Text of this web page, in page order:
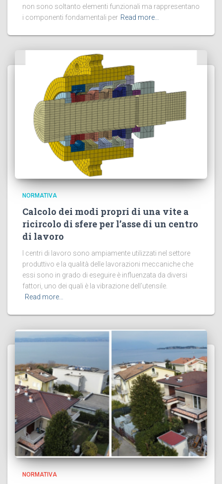
non sono soltanto elementi funzionali ma rappresentano
i componenti fondamentali per Read more…
NORMATIVA
Calcolo dei modi propri di una vite a
ricircolo di sfere per l’asse di un centro
di lavoro
I centri di lavoro sono ampiamente utilizzati nel settore
produttivo e la qualità delle lavorazioni meccaniche che
essi sono in grado di eseguire è influenzata da diversi
fattori, uno dei quali è la vibrazione dell’utensile.
Read more…
NORMATIVA